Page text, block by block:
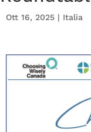
Ott 16, 2025 | Italia